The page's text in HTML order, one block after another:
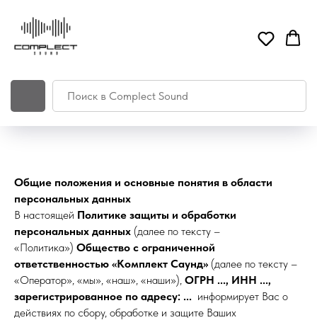
Общие положения и основные понятия в области
персональных данных
В настоящей Политике защиты и обработки
персональных данных (далее по тексту –
«Политика») Общество с ограниченной
ответственностью «Комплект Саунд» (далее по тексту –
«Оператор», «мы», «наш», «наши»), ОГРН ..., ИНН ...,
зарегистрированное по адресу: ... информирует Вас о
действиях по сбору, обработке и защите Ваших